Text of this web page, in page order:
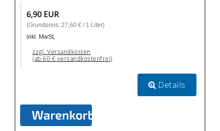
6,90 EUR
(Grundpreis: 27,60 € / 1 Liter)
inkl. MwSt,
zzgl. Versandkosten
(ab 60 € versandkostenfrei)
Details